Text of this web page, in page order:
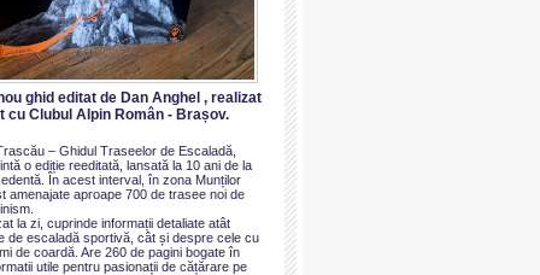
ghid editat de Dan Anghel , realizat
cu Clubul Alpin Român - Brașov.
– Ghidul Traseelor de Escaladă,
o ediție reeditată, lansată la 10 ani de la
În acest interval, în zona Munților
amenajate aproape 700 de trasee noi de
la zi, cuprinde informații detaliate atât
de escaladă sportivă, cât și despre cele cu
de coardă. Are 260 de pagini bogate în
utile pentru pasionații de cățărare pe